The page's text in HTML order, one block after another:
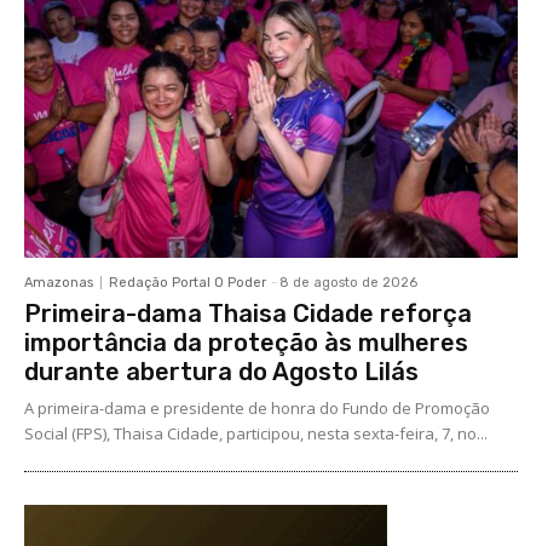
Amazonas Redação Portal O Poder - 8 de agosto de 2026
Primeira-dama Thaisa Cidade reforça
importância da proteção às mulheres
durante abertura do Agosto Lilás
A primeira-dama e presidente de honra do Fundo de Promoção
Social (FPS), Thaisa Cidade, participou, nesta sexta-feira, 7, no...